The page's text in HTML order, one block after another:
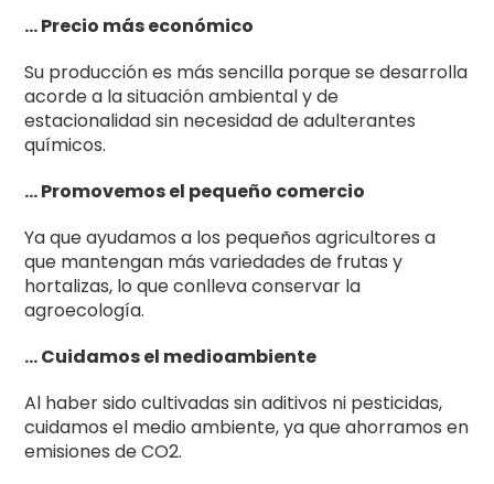
… Precio más económico
Su producción es más sencilla porque se desarrolla
acorde a la situación ambiental y de
estacionalidad sin necesidad de adulterantes
químicos.
… Promovemos el pequeño comercio
Ya que ayudamos a los pequeños agricultores a
que mantengan más variedades de frutas y
hortalizas, lo que conlleva conservar la
agroecología.
… Cuidamos el medioambiente
Al haber sido cultivadas sin aditivos ni pesticidas,
cuidamos el medio ambiente, ya que ahorramos en
emisiones de CO2.